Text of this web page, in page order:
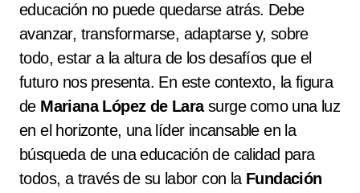
educación no puede quedarse atrás. Debe
avanzar, transformarse, adaptarse y, sobre
todo, estar a la altura de los desafíos que el
futuro nos presenta. En este contexto, la figura
de Mariana López de Larasurge como una luz
en el horizonte, una líder incansable en la
búsqueda de una educación de calidad para
todos, a través de su labor con la Fundación